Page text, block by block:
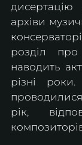
архіви
розділ
наводить
різні
проводилися
рік,